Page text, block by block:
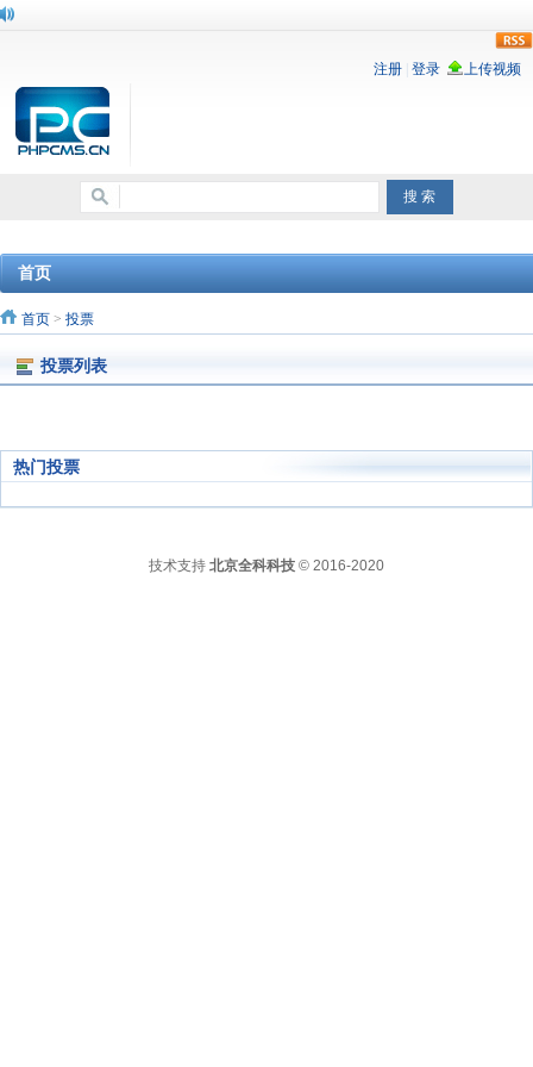
首页
首页 > 投票
投票列表
热门投票
技术支持 北京全科科技 © 2016-2020